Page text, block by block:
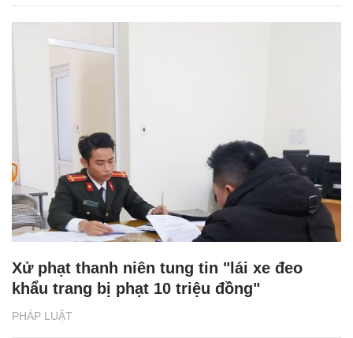
PHÁP LUẬT
Xử phạt thanh niên tung tin "lái xe đeo
khẩu trang bị phạt 10 triệu đồng"